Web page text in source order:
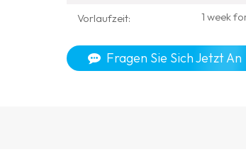
Vorlaufzeit: 1 week
Fragen Sie Sich Jetzt An